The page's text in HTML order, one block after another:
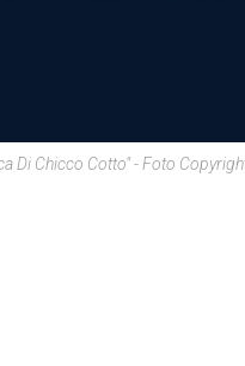
Di Chicco Cotto" - Foto